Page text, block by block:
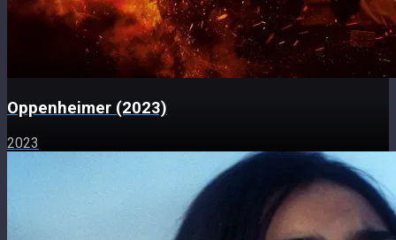
Oppenheimer (2023)
2023